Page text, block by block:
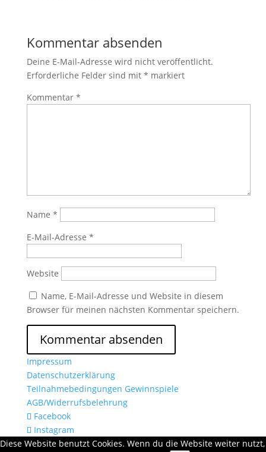
Kommentar absenden
Deine E-Mail-Adresse wird nicht veröffentlicht.
Erforderliche Felder sind mit * markiert
Kommentar *
Name *
E-Mail-Adresse *
Website
Name, E-Mail-Adresse und Website in diesem
Browser für meinen nächsten Kommentar speichern.
Impressum
Datenschutzerklärung
Teilnahmebedingungen Gewinnspiele
AGB/Widerrufsbelehrung
Facebook
Instagram
Diese Website benutzt Cookies. Wenn du die Website weiter nutzt,